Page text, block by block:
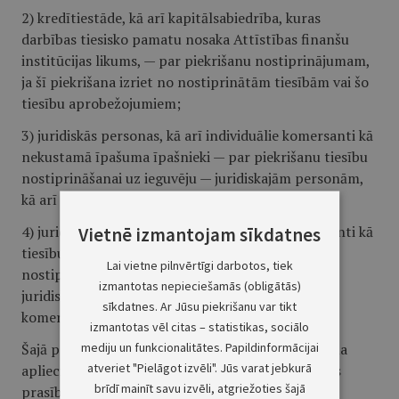
2) kredītiestāde, kā arī kapitālsabiedrība, kuras
darbības tiesisko pamatu nosaka Attīstības finanšu
institūcijas likums, — par piekrišanu nostiprinājumam,
ja šī piekrišana izriet no nostiprinātām tiesībām vai šo
tiesību aprobežojumiem;
3) juridiskās personas, kā arī individuālie komersanti kā
nekustamā īpašuma īpašnieki — par piekrišanu tiesību
nostiprināšanai uz ieguvēju — juridiskajām personām,
kā arī individuālajiem komersantiem;
4) juridiskās personas, kā arī individuālie komersanti kā
tiesību ieguvējs — par piekrišanu tiesību
nostiprināšanai, ja nekustamais īpašums pieder
juridiskajām personām, kā arī individuālajiem
komersantiem.
Šajā pantā noteiktajā kārtībā iesniegta paziņojuma
apliecināšanā piemēro šā likuma D sadaļā minētās
prasības, ciktāl šajā sadaļā nav noteikts citādi.
Vietnē izmantojam sīkdatnes
Lai vietne pilnvērtīgi darbotos, tiek
izmantotas nepieciešamās (obligātās)
sīkdatnes. Ar Jūsu piekrišanu var tikt
izmantotas vēl citas – statistikas, sociālo
mediju un funkcionalitātes. Papildinformācijai
atveriet "Pielāgot izvēli". Jūs varat jebkurā
brīdī mainīt savu izvēli, atgriežoties šajā